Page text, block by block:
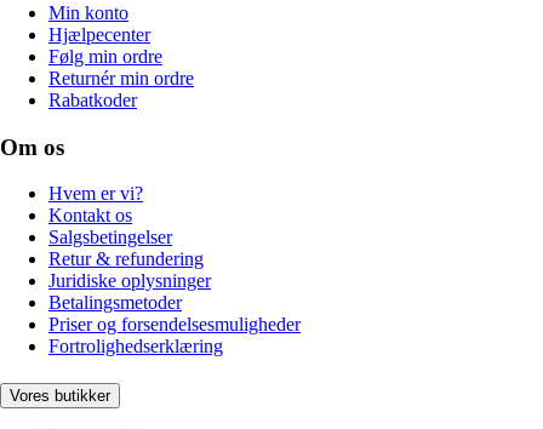
Min konto
Hjælpecenter
Følg min ordre
Returnér min ordre
Rabatkoder
Om os
Hvem er vi?
Kontakt os
Salgsbetingelser
Retur & refundering
Juridiske oplysninger
Betalingsmetoder
Priser og forsendelsesmuligheder
Fortrolighedserklæring
Vores butikker